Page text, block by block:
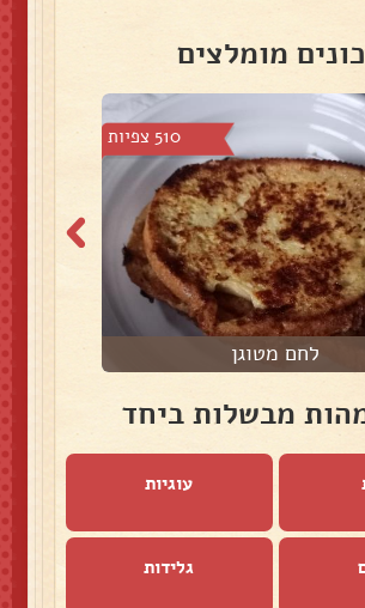
מומלצים
510 צפיות
לחם מטוגן
מבשלות ביחד
עוגיות
גלידות